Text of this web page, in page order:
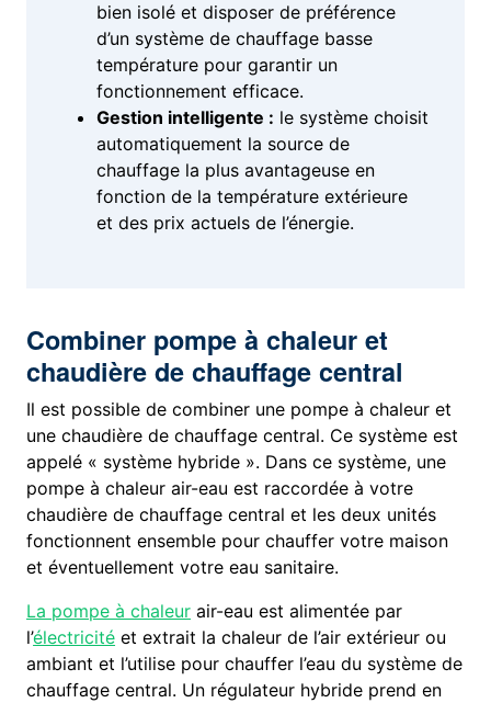
bien isolé et disposer de préférence
d’un système de chauffage basse
température pour garantir un
fonctionnement efficace.
Gestion intelligente : le système choisit
automatiquement la source de
chauffage la plus avantageuse en
fonction de la température extérieure
et des prix actuels de l’énergie.
Combiner pompe à chaleur et
chaudière de chauffage central
Il est possible de combiner une pompe à chaleur et
une chaudière de chauffage central. Ce système est
appelé « système hybride ». Dans ce système, une
pompe à chaleur air-eau est raccordée à votre
chaudière de chauffage central et les deux unités
fonctionnent ensemble pour chauffer votre maison
et éventuellement votre eau sanitaire.
La pompe à chaleur air-eau est alimentée par
l’électricité et extrait la chaleur de l’air extérieur ou
ambiant et l’utilise pour chauffer l’eau du système de
chauffage central. Un régulateur hybride prend en